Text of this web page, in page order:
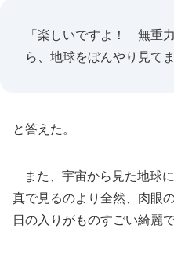
「楽しいですよ！ 無重
ら、地球をぼんやり見てま
と答えた。
また、宇宙から見た地球
真で見るのより全然、肉眼
日の入りがものすごい綺麗